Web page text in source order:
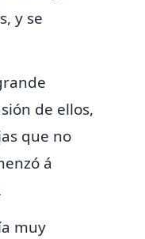
y se
de ellos,
que no
á
muy